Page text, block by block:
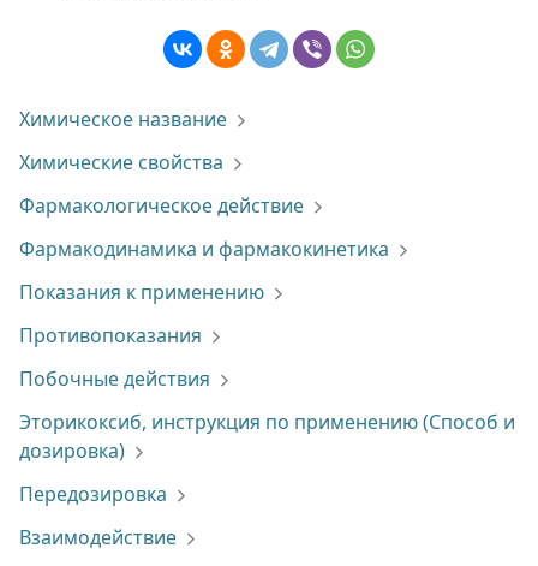
Химическое название
Химические свойства
Фармакологическое действие
Фармакодинамика и фармакокинетика
Показания к применению
Противопоказания
Побочные действия
Эторикоксиб, инструкция по применению (Способ и
дозировка)
Передозировка
Взаимодействие